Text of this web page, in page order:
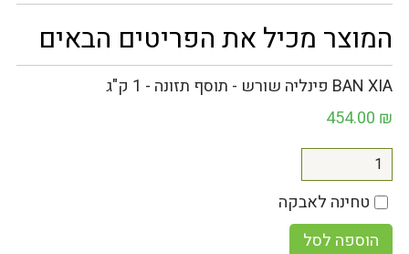
המוצר מכיל את הפריטים הבאים
BAN XIA פינליה שורש - תוסף תזונה - 1 ק"ג
454.00 ₪
טחינה לאבקה
הוספה לסל